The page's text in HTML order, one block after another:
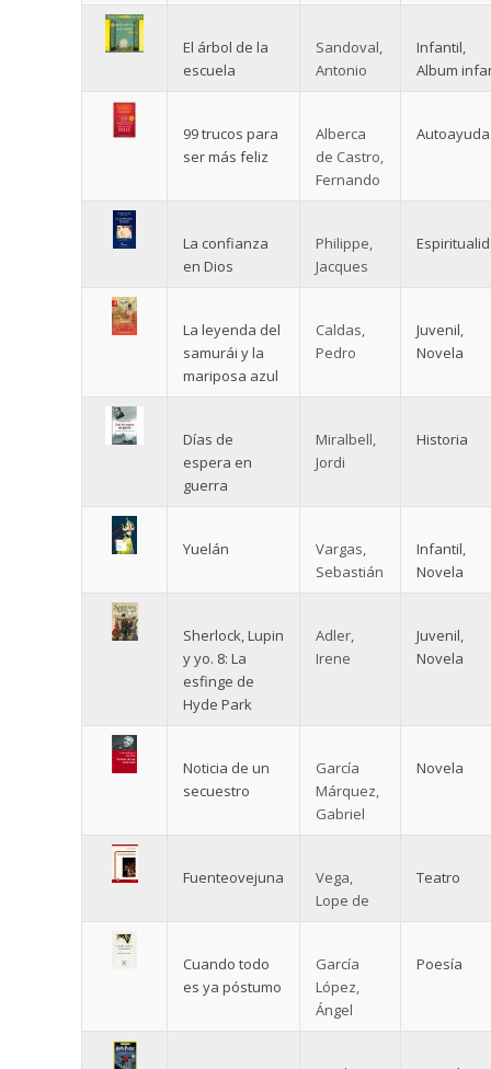
El árbol de la
escuela
Sandoval,
Antonio
Infantil,
Album
99 trucos para
ser más feliz
Alberca
de Castro,
Fernando
Autoayuda
La confianza
en Dios
Philippe,
Jacques
La leyenda del
samurái y la
mariposa azul
Caldas,
Pedro
Juvenil,
Novela
Días de
espera en
guerra
Miralbell,
Jordi
Historia
Yuelán
Vargas,
Sebastián
Infantil,
Novela
Sherlock, Lupin
y yo. 8: La
esfinge de
Hyde Park
Adler,
Irene
Juvenil,
Novela
Noticia de un
secuestro
García
Márquez,
Gabriel
Novela
Fuenteovejuna
Vega,
Lope de
Teatro
Cuando todo
es ya póstumo
García
López,
Ángel
Poesía